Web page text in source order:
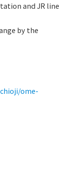
and JR line
by the
ome-